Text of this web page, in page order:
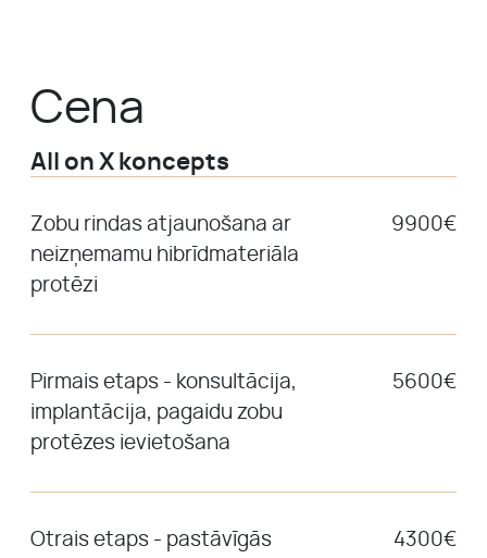
Cena
All on X koncepts
Zobu rindas atjaunošana ar
neizņemamu hibrīdmateriāla
protēzi
9900€
Pirmais etaps - konsultācija,
implantācija, pagaidu zobu
protēzes ievietošana
5600€
Otrais etaps - pastāvīgās
4300€